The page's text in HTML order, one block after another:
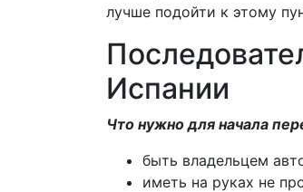
лучше подойти к этому
Испании
Что нужно для начала
быть владельцем
иметь на руках не